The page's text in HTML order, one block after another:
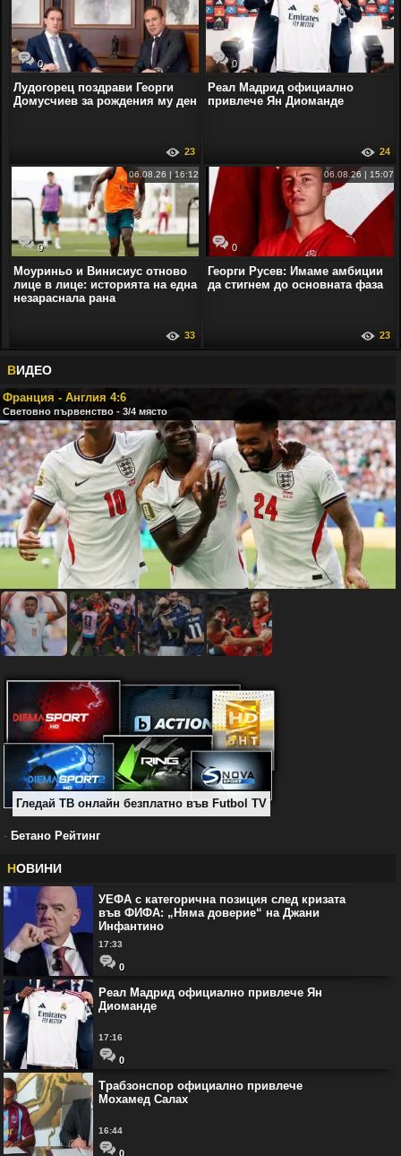
0
Лудогорец поздрави Георги
Домусчиев за рождения му ден
23
0
Реал Мадрид официално
привлече Ян Диоманде
24
0
06.08.26 | 16:12
Моуриньо и Винисиус отново
лице в лице: историята на една
незараснала рана
33
0
06.08.26 | 15:07
Георги Русев: Имаме амбиции
да стигнем до основната фаза
23
ВИДЕО
Франция - Англия 4:6
Световно първенство - 3/4 място
Гледай ТВ онлайн безплатно във Futbol TV
- Бетано Рейтинг
НОВИНИ
УЕФА с категорична позиция след кризата
във ФИФА: „Няма доверие“ на Джани
Инфантино
17:33
0
Реал Мадрид официално привлече Ян
Диоманде
17:16
0
Трабзонспор официално привлече
Мохамед Салах
16:44
0